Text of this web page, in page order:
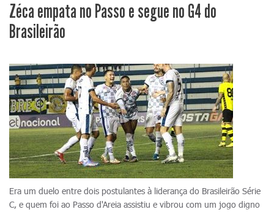
Zéca empata no Passo e segue no G4 do
Brasileirão
Era um duelo entre dois postulantes à liderança do Brasileirão Série
C, e quem foi ao Passo d'Areia assistiu e vibrou com um jogo digno